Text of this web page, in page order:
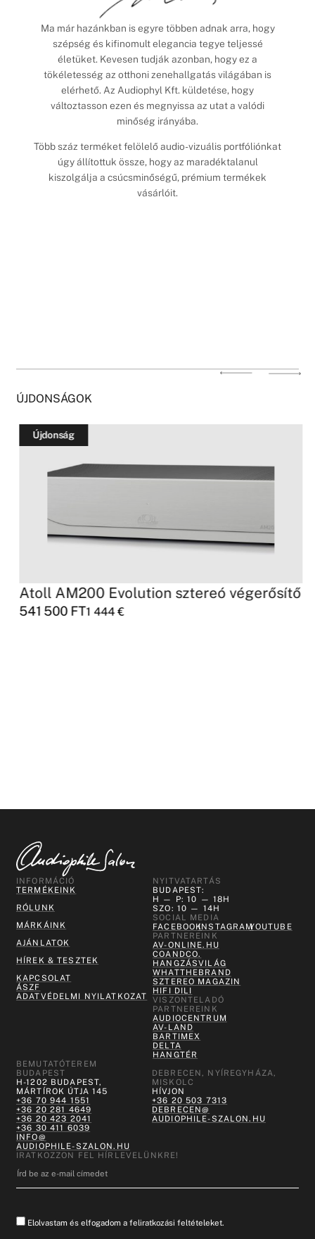
Ma már hazánkban is egyre többen adnak arra, hogy
szépség és kifinomult elegancia tegye teljessé
életüket. Kevesen tudják azonban, hogy ez a
tökéletesség az otthoni zenehallgatás világában is
elérhető. Az Audiophyl Kft. küldetése, hogy
változtasson ezen és megnyissa az utat a valódi
minőség irányába.
Több száz terméket felölelő audio-vizuális portfóliónkat
úgy állítottuk össze, hogy az maradéktalanul
kiszolgálja a csúcsminőségű, prémium termékek
vásárlóit.
ÚJDONSÁGOK
Újdonság
Atoll AM200 Evolution sztereó végerősítő
541 500FT1 444€
INFORMÁCIÓ
TERMÉKEINK
RÓLUNK
MÁRKÁINK
AJÁNLATOK
HÍREK & TESZTEK
KAPCSOLAT
ÁSZF
ADATVÉDELMI NYILATKOZAT
NYITVATARTÁS
BUDAPEST:
H — P: 10 — 18H
SZO: 10 — 14H
SOCIAL MEDIA
FACEBOOKINSTAGRAMYOUTUBE
PARTNEREINK
AV-ONLINE.HU
COANDCO.
HANGZÁSVILÁG
WHATTHEBRAND
SZTEREO MAGAZIN
HIFI DILI
VISZONTELADÓ
PARTNEREINK
AUDIOCENTRUM
AV-LAND
BARTIMEX
DELTA
HANGTÉR
BEMUTATÓTEREM
BUDAPEST
H-1202 BUDAPEST,
MÁRTÍROK ÚTJA 145
+36 70 944 1551
+36 20 281 4649
+36 20 423 2041
+36 30 411 6039
INFO@
AUDIOPHILE-SZALON.HU
DEBRECEN, NYÍREGYHÁZA,
MISKOLC
HÍVJON
+36 20 503 7313
DEBRECEN@
AUDIOPHILE-SZALON.HU
IRATKOZZON FEL HÍRLEVELÜNKRE!
Elolvastam és elfogadom a feliratkozási feltételeket.